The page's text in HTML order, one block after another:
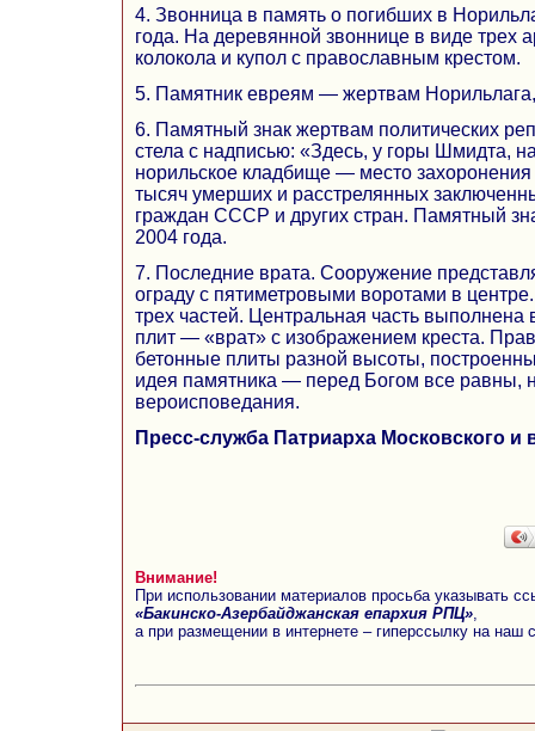
4. Звонница в память о погибших в
года. На деревянной звоннице в виде трех
колокола и купол с православным крестом.
5. Памятник евреям — жертвам
6. Памятный знак жертвам политических
стела с надписью: «Здесь, у горы Шмидта,
норильское кладбище — место захоронения
тысяч умерших и расстрелянных
граждан СССР и других стран. Памятный
2004 года.
7. Последние врата. Сооружение
ограду с пятиметровыми воротами в
трех частей. Центральная часть
плит — «врат» с изображением креста.
бетонные плиты разной высоты,
идея памятника — перед Богом все равны,
вероисповедания.
Пресс-служба Патриарха Московского и
Внимание!
При использовании материалов просьба указывать
«Бакинско-Азербайджанская епархия РПЦ»
а при размещении в интернете – гиперссылку на наш